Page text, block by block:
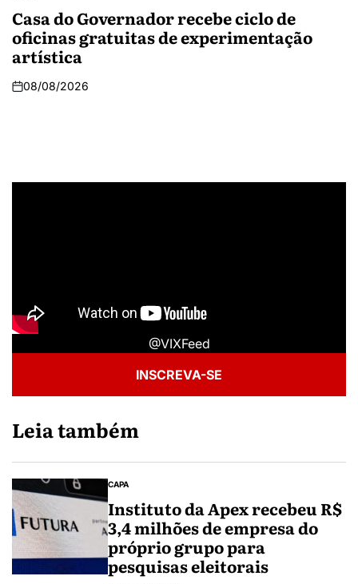
Casa do Governador recebe ciclo de
oficinas gratuitas de experimentação
artística
08/08/2026
@VIXFeed
INSCREVA-SE
Leia também
CAPA
Instituto da Apex recebeu R$
3,4 milhões de empresa do
próprio grupo para
pesquisas eleitorais